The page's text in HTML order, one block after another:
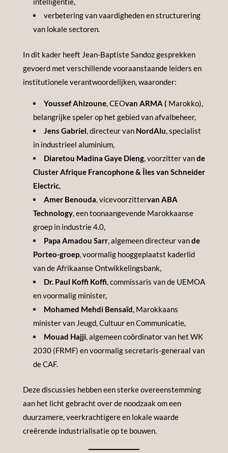
verbetering van vaardigheden en structurering
van lokale sectoren.
In dit kader heeft Jean-Baptiste Sandoz gesprekken
gevoerd met verschillende vooraanstaande leiders en
institutionele verantwoordelijken, waaronder:
Youssef Ahizoune, CEOvan ARMA ( Marokko),
belangrijke speler op het gebied van afvalbeheer,
Jens Gabriel, directeur van NordAlu, specialist
in industrieel aluminium,
Diaretou Madina Gaye Dieng, voorzitter vande
Cluster Afrique Francophone & Îles van Schneider
Electric,
Amer Benouda, vicevoorzittervan ABA
Technology, een toonaangevende Marokkaanse
groep in industrie 4.0,
Papa Amadou Sarr, algemeen directeur vande
Porteo-groep, voormalig hooggeplaatst kaderlid
van de Afrikaanse Ontwikkelingsbank,
Dr. Paul Koffi Koffi, commissaris van de UEMOA
en voormalig minister,
Mohamed Mehdi Bensaïd, Marokkaans
minister van Jeugd, Cultuur en Communicatie,
Mouad Hajji, algemeen coördinator van het WK
2030 (FRMF) en voormalig secretaris-generaal van
de CAF.
Deze discussies hebben een sterke overeenstemming
aan het licht gebracht over de noodzaak om een
duurzamere, veerkrachtigere en lokale waarde
creërende industrialisatie op te bouwen.